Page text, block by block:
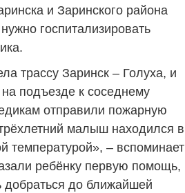
и Заринского района
госпитализировать
трассу Заринск – Голуха, и
подъезде к соседнему
отправили пожарную
малыш находился в
температурой», – вспоминает
ребёнку первую помощь,
добраться до ближайшей